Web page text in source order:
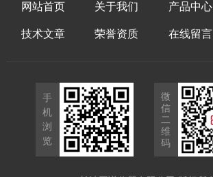
网站首页 关于我们 产品中心
技术文章 荣誉资质 在线留言
手
机
浏
览
微
信
二
维
码